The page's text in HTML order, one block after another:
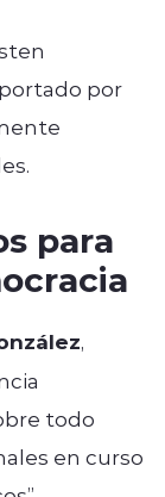
por
para
,
todo
en curso